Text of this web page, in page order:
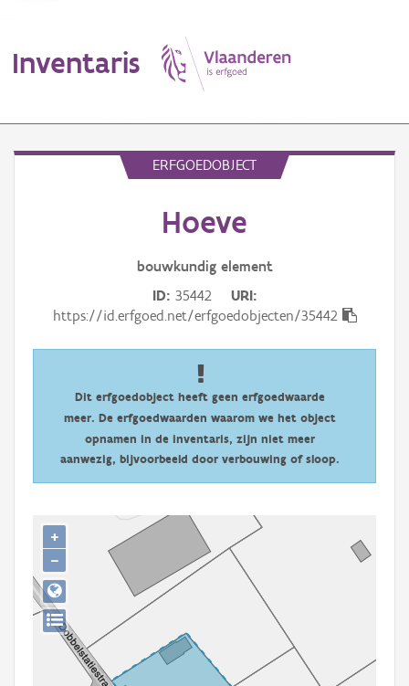
Inventaris
Persoon of collectief
Downloads
Aanmelden
ERFGOEDOBJECT
Hoeve
bouwkundig element
ID 35442
URI
https://id.erfgoed.net/erfgoedobjecten/35442
Dit erfgoedobject heeft geen erfgoedwaarde
meer. De erfgoedwaarden waarom we het object
opnamen in de inventaris, zijn niet meer
aanwezig, bijvoorbeeld door verbouwing of sloop.
+
−